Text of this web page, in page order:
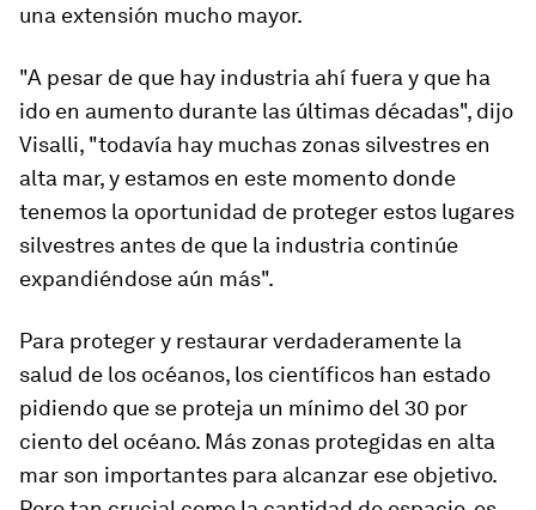
una extensión mucho mayor.
"A pesar de que hay industria ahí fuera y que ha
ido en aumento durante las últimas décadas", dijo
Visalli, "todavía hay muchas zonas silvestres en
alta mar, y estamos en este momento donde
tenemos la oportunidad de proteger estos lugares
silvestres antes de que la industria continúe
expandiéndose aún más".
Para proteger y restaurar verdaderamente la
salud de los océanos, los científicos han estado
pidiendo que se proteja un mínimo del 30 por
ciento del océano. Más zonas protegidas en alta
mar son importantes para alcanzar ese objetivo.